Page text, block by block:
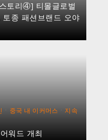
토리④] 티몰글로벌
종 패션브랜드 오야
중국 내 이커머스
지속
워드 개최